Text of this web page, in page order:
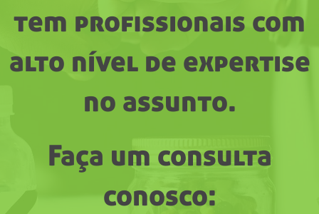
tem profissionais com
alto nível de expertise
no assunto.
Faça um consulta
conosco: